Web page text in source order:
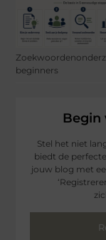
beginners
Begin
Stel het niet
biedt de
jouw blog met